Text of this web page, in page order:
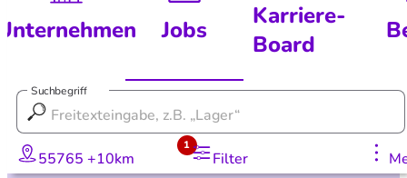
Jobs
Karriere-
Board
Suchbegriff
55765 +10km Filter
1